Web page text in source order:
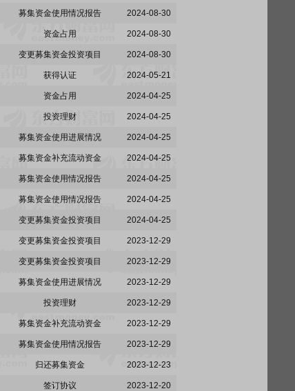
募集资金使用情况报告 2024-08-30
资金占用 2024-08-30
变更募集资金投资项目 2024-08-30
获得认证 2024-05-21
资金占用 2024-04-25
投资理财 2024-04-25
募集资金使用进展情况 2024-04-25
募集资金补充流动资金 2024-04-25
募集资金使用情况报告 2024-04-25
募集资金使用情况报告 2024-04-25
变更募集资金投资项目 2024-04-25
变更募集资金投资项目 2023-12-29
变更募集资金投资项目 2023-12-29
募集资金使用进展情况 2023-12-29
投资理财 2023-12-29
募集资金补充流动资金 2023-12-29
募集资金使用情况报告 2023-12-29
归还募集资金 2023-12-23
签订协议 2023-12-20